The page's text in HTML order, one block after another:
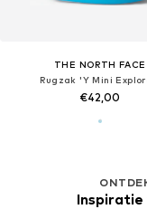
THE NORTH FACE
Rugzak 'Y Mini
€42,00
Inspiratie